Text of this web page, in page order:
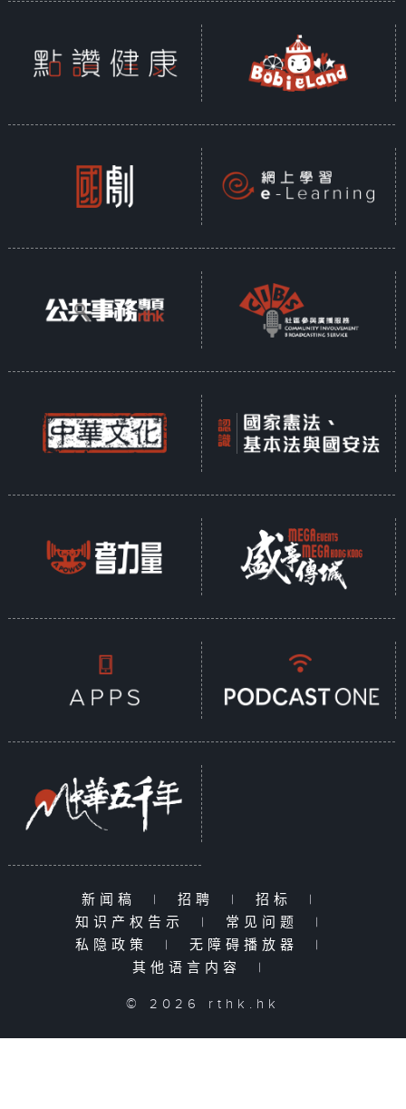
新闻稿 | 招聘 | 招标
|
知识产权告示
| 常见问题
|
私隐政策
| 无障碍播放器
|
其他语言内容
|
© 2026 rthk.hk